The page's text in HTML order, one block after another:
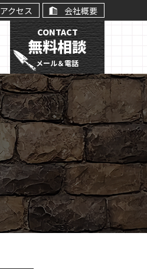
アクセス 会社概要
CONTACT
無料相談
メール＆電話